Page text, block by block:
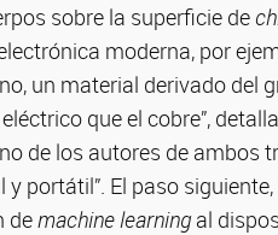
sobre la superficie de
moderna, por
un material derivado del
que el cobre”, detalla
de los autores de ambos
portátil”. El paso
demachine learningal